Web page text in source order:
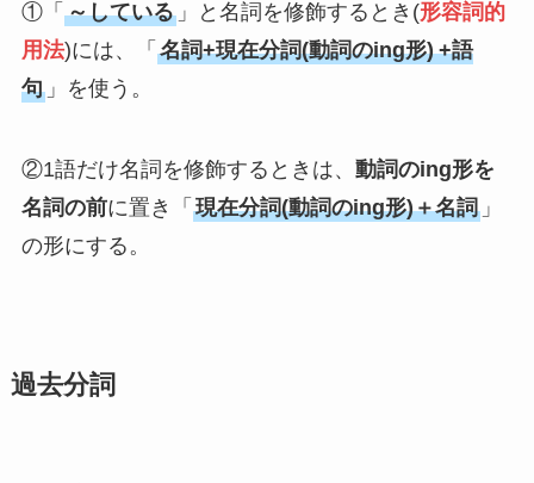
①「 ～している」と名詞を修飾するとき(形容詞的
用法)には、「 名詞+現在分詞(動詞のing形) +語
句」を使う。
②1語だけ名詞を修飾するときは、 動詞のing形を
名詞の前に置き「 現在分詞(動詞のing形)＋名詞」
の形にする。
過去分詞